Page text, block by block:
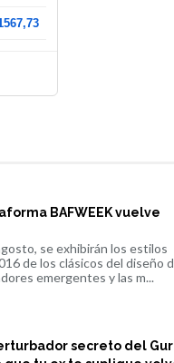
BAFWEEK vuelve
se exhibirán los estilos
de los clásicos del diseño
emergentes y las m...
secreto del